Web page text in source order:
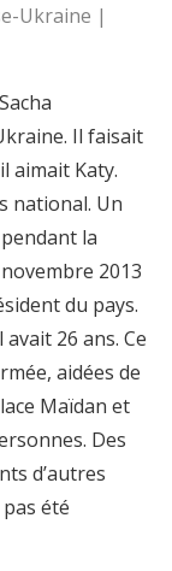
Ukraine |
Il faisait
aimait Katy.
national. Un
la
2013
du pays.
26 ans. Ce
aidées de
Maïdan et
Des
d’autres
été